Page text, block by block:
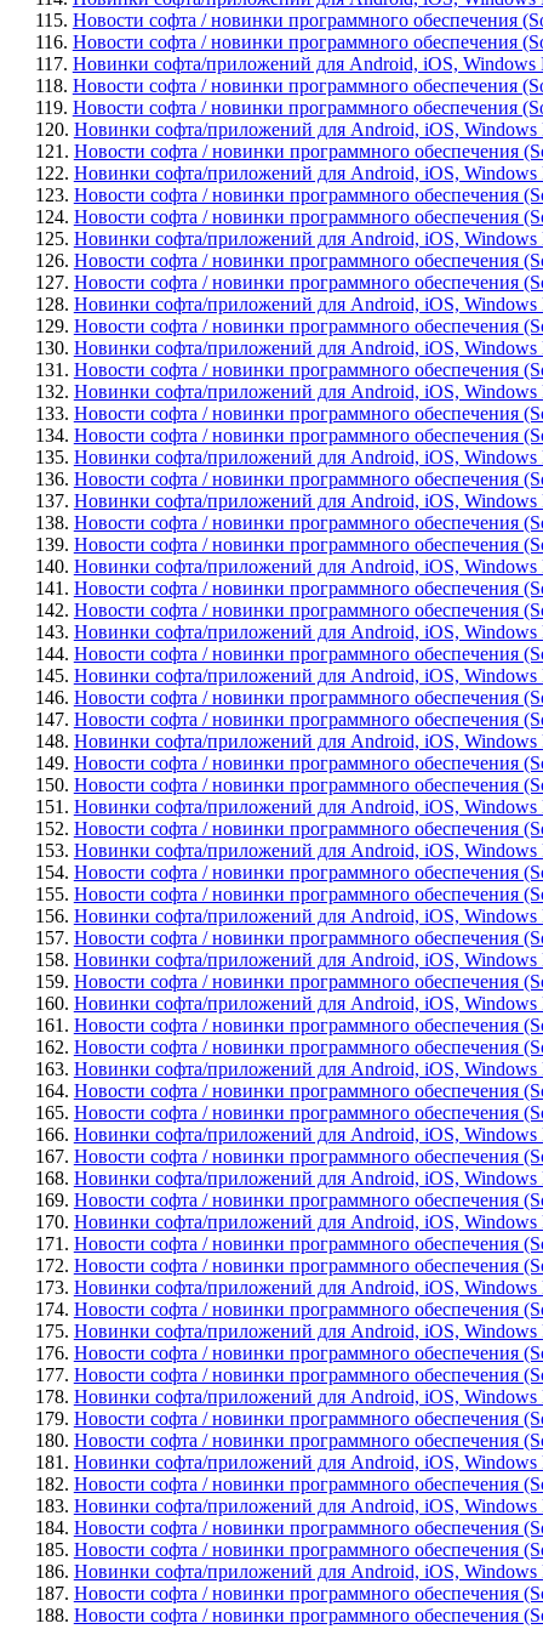
115. Новости софта / новинки программного обеспечения
116. Новости софта / новинки программного обеспечения
117. Новинки софта/приложений для Android, iOS, Windows
118. Новости софта / новинки программного обеспечения
119. Новости софта / новинки программного обеспечения
120. Новинки софта/приложений для Android, iOS, Windows
121. Новости софта / новинки программного обеспечения
122. Новинки софта/приложений для Android, iOS, Windows
123. Новости софта / новинки программного обеспечения
124. Новости софта / новинки программного обеспечения
125. Новинки софта/приложений для Android, iOS, Windows
126. Новости софта / новинки программного обеспечения
127. Новости софта / новинки программного обеспечения
128. Новинки софта/приложений для Android, iOS, Windows
129. Новости софта / новинки программного обеспечения
130. Новинки софта/приложений для Android, iOS, Windows
131. Новости софта / новинки программного обеспечения
132. Новинки софта/приложений для Android, iOS, Windows
133. Новости софта / новинки программного обеспечения
134. Новости софта / новинки программного обеспечения
135. Новинки софта/приложений для Android, iOS, Windows
136. Новости софта / новинки программного обеспечения
137. Новинки софта/приложений для Android, iOS, Windows
138. Новости софта / новинки программного обеспечения
139. Новости софта / новинки программного обеспечения
140. Новинки софта/приложений для Android, iOS, Windows
141. Новости софта / новинки программного обеспечения
142. Новости софта / новинки программного обеспечения
143. Новинки софта/приложений для Android, iOS, Windows
144. Новости софта / новинки программного обеспечения
145. Новинки софта/приложений для Android, iOS, Windows
146. Новости софта / новинки программного обеспечения
147. Новости софта / новинки программного обеспечения
148. Новинки софта/приложений для Android, iOS, Windows
149. Новости софта / новинки программного обеспечения
150. Новости софта / новинки программного обеспечения
151. Новинки софта/приложений для Android, iOS, Windows
152. Новости софта / новинки программного обеспечения
153. Новинки софта/приложений для Android, iOS, Windows
154. Новости софта / новинки программного обеспечения
155. Новости софта / новинки программного обеспечения
156. Новинки софта/приложений для Android, iOS, Windows
157. Новости софта / новинки программного обеспечения
158. Новинки софта/приложений для Android, iOS, Windows
159. Новости софта / новинки программного обеспечения
160. Новинки софта/приложений для Android, iOS, Windows
161. Новости софта / новинки программного обеспечения
162. Новости софта / новинки программного обеспечения
163. Новинки софта/приложений для Android, iOS, Windows
164. Новости софта / новинки программного обеспечения
165. Новости софта / новинки программного обеспечения
166. Новинки софта/приложений для Android, iOS, Windows
167. Новости софта / новинки программного обеспечения
168. Новинки софта/приложений для Android, iOS, Windows
169. Новости софта / новинки программного обеспечения
170. Новинки софта/приложений для Android, iOS, Windows
171. Новости софта / новинки программного обеспечения
172. Новости софта / новинки программного обеспечения
173. Новинки софта/приложений для Android, iOS, Windows
174. Новости софта / новинки программного обеспечения
175. Новинки софта/приложений для Android, iOS, Windows
176. Новости софта / новинки программного обеспечения
177. Новости софта / новинки программного обеспечения
178. Новинки софта/приложений для Android, iOS, Windows
179. Новости софта / новинки программного обеспечения
180. Новости софта / новинки программного обеспечения
181. Новинки софта/приложений для Android, iOS, Windows
182. Новости софта / новинки программного обеспечения
183. Новинки софта/приложений для Android, iOS, Windows
184. Новости софта / новинки программного обеспечения
185. Новости софта / новинки программного обеспечения
186. Новинки софта/приложений для Android, iOS, Windows
187. Новости софта / новинки программного обеспечения
188. Новости софта / новинки программного обеспечения